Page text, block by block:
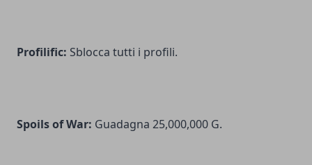
Profilific: Sblocca tutti i profili.
Spoils of War: Guadagna 25,000,000 G.